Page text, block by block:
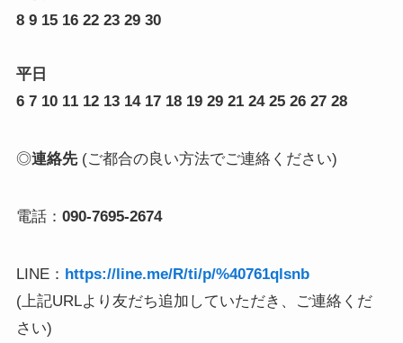
8 9 15 16 22 23 29 30
平日
6 7 10 11 12 13 14 17 18 19 29 21 24 25 26 27 28
◎連絡先(ご都合の良い方法でご連絡ください)
電話： 090-7695-2674
LINE： https://line.me/R/ti/p/%40761qlsnb
(上記URLより友だち追加していただき、ご連絡くだ
さい)